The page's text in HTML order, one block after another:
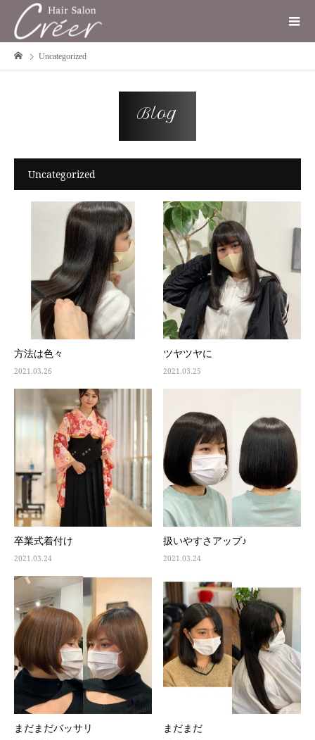
Uncategorized
Blog
Uncategorized
方法は色々
2021.03.26
ツヤツヤに
2021.03.25
卒業式着付け
2021.03.24
扱いやすさアップ♪
2021.03.24
まだまだバッサリ まだまだ